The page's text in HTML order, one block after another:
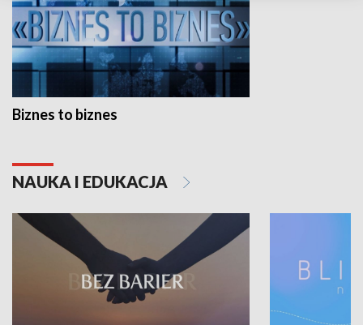
Biznes to biznes
NAUKA I EDUKACJA